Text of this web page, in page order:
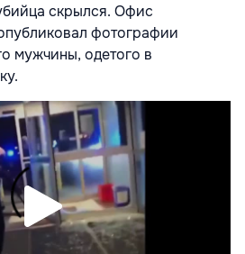
скрылся. Офис
фотографии
мужчины, одетого в